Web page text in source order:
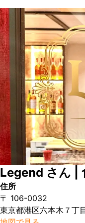
Legend さん |
住所
〒 106-0032
東京都港区六本木７丁